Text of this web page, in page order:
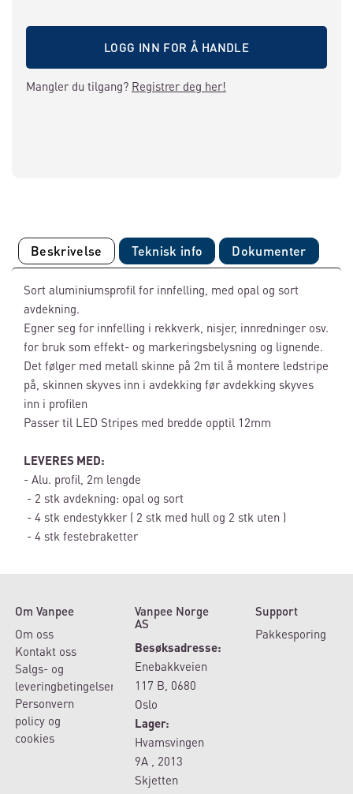
LOGG INN FOR Å HANDLE
Mangler du tilgang? Registrer deg her!
Beskrivelse Teknisk info Dokumenter
Sort aluminiumsprofil for innfelling, med opal og sort
avdekning.
Egner seg for innfelling i rekkverk, nisjer, innredninger osv.
for bruk som effekt- og markeringsbelysning og lignende.
Det følger med metall skinne på 2m til å montere ledstripe
på, skinnen skyves inn i avdekking før avdekking skyves
inn i profilen
Passer til LED Stripes med bredde opptil 12mm
LEVERES MED:
- Alu. profil, 2m lengde
- 2 stk avdekning: opal og sort
- 4 stk endestykker ( 2 stk med hull og 2 stk uten )
- 4 stk festebraketter
Om Vanpee
Om oss
Kontakt oss
Salgs- og
leveringbetingelser
Personvern
policy og
cookies
Vanpee Norge
AS
Besøksadresse:
Enebakkveien
117 B, 0680
Oslo
Lager:
Hvamsvingen
9A , 2013
Skjetten
Support
Pakkesporing